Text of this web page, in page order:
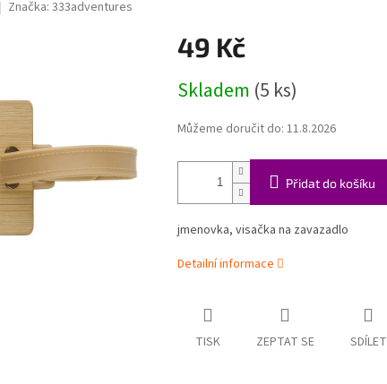
Značka: 333adventures
49 Kč
cena:
Skladem (5 ks)
Můžeme doručit do: 11.8.2026
Přidat do košíku
jmenovka, visačka na zavazadlo
Detailní informace
TISK ZEPTAT SE SDÍLET